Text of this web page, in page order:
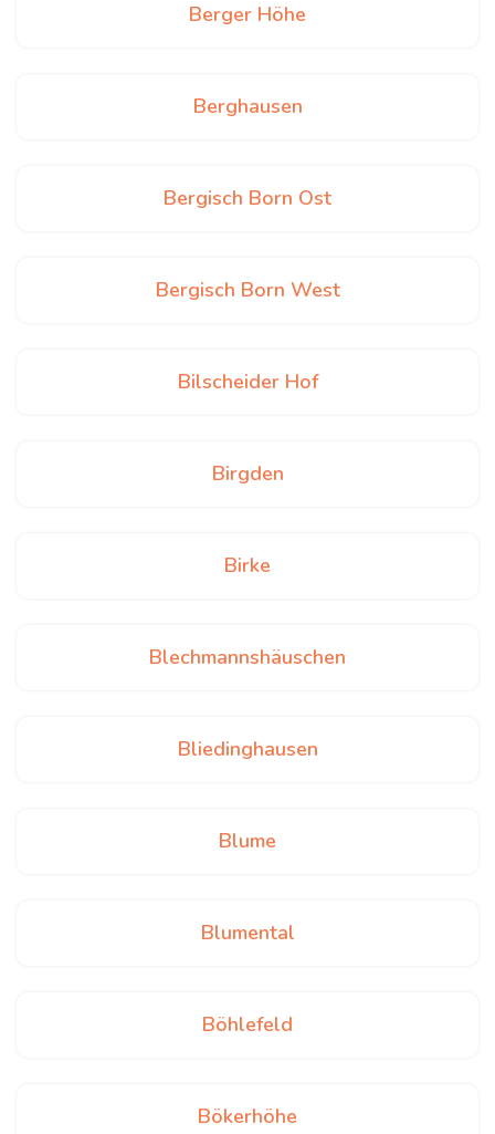
Berger Höhe
Berghausen
Bergisch Born Ost
Bergisch Born West
Bilscheider Hof
Birgden
Birke
Blechmannshäuschen
Bliedinghausen
Blume
Blumental
Böhlefeld
Bökerhöhe